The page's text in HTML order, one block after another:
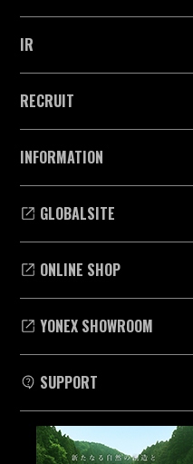
IR
RECRUIT
INFORMATION
GLOBALSITE
ONLINE SHOP
YONEX SHOWROOM
SUPPORT